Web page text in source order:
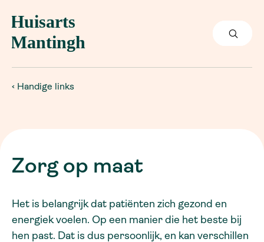
Handige links
Zorg op maat
Het is belangrijk dat patiënten zich gezond en
energiek voelen. Op een manier die het beste bij
hen past. Dat is dus persoonlijk, en kan verschillen